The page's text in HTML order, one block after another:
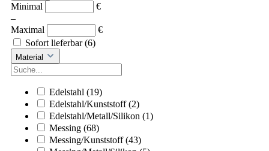
Minimal
€
–
Maximal
€
Sofort lieferbar(6)
Material
Edelstahl (19)
Edelstahl/Kunststoff(2)
Edelstahl/Metall/Silikon (1)
Messing (68)
Messing/Kunststoff(43)